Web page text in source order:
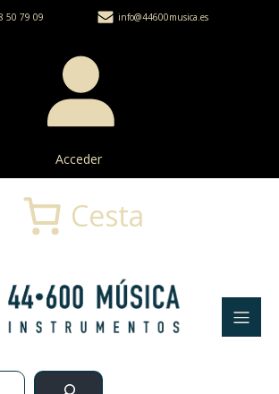
50 79 09 info@44600musica.es
Acceder
Buscar
Cesta